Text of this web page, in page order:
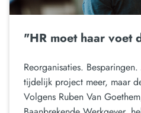
"HR moet haar voet
Reorganisaties.
tijdelijk project meer, maar
Volgens Ruben Van